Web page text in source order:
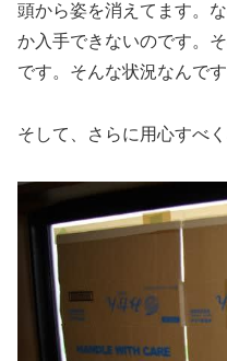
頭から姿を消えてます。
か入手できないのです。
です。そんな状況なんです
そして、さらに用心すべ